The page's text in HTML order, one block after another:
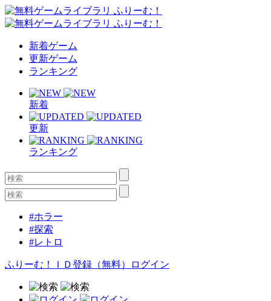
新着ゲーム
更新ゲーム
ランキング
新着
更新
ランキング
#ホラー
#探索
#レトロ
ふりーむ！ＩＤ登録（無料） ログイン